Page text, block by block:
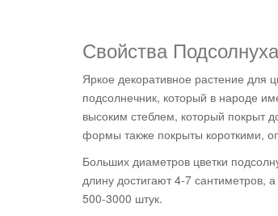
Свойства Подсолнуха
Яркое декоративное растение для
подсолнечник, который в народе
высоким стеблем, который покрыт
формы также покрыты короткими,
Больших диаметров цветки
длину достигают 4-7 сантиметров,
500-3000 штук.